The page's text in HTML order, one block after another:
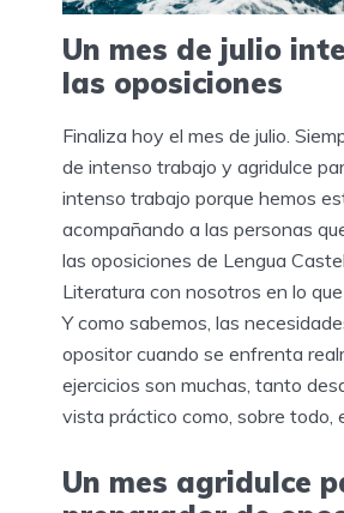
Un mes de julio
las oposiciones
Finaliza hoy el mes de julio.
de intenso trabajo y agridulce
intenso trabajo porque hemos
acompañando a las personas
las oposiciones de Lengua
Literatura con nosotros en lo que
Y como sabemos, las
opositor cuando se enfrenta
ejercicios son muchas, tanto
vista práctico como, sobre todo,
Un mes agridulce